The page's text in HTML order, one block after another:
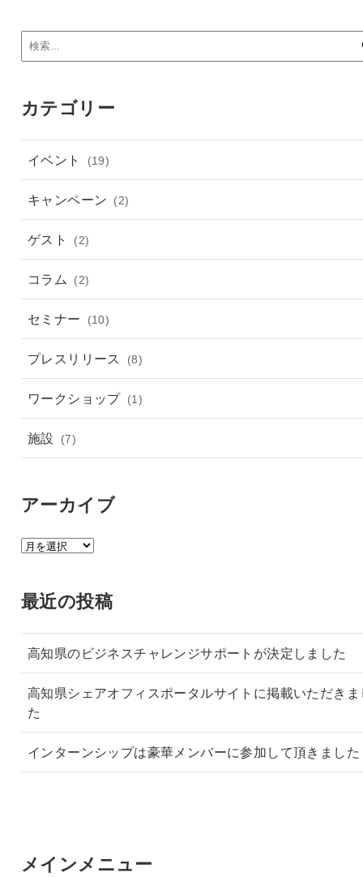
カテゴリー
イベント (19)
キャンペーン (2)
ゲスト (2)
コラム (2)
セミナー (10)
プレスリリース (8)
ワークショップ (1)
施設 (7)
アーカイブ
ア
イ
最近の投稿
高知県のビジネスチャレンジサポートが決定しました
高知県シェアオフィスポータルサイトに掲載いただきま
た
インターンシップは豪華メンバーに参加して頂きました
メインメニュー